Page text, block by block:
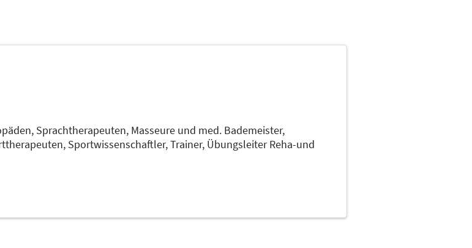
Sprachtherapeuten, Masseure und med. Bademeister,
Sportwissenschaftler,Trainer, Übungsleiter Reha-und